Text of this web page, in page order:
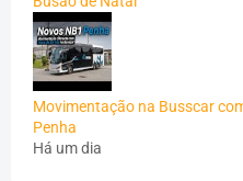
Movimentação na Busscar
Penha
Há um dia